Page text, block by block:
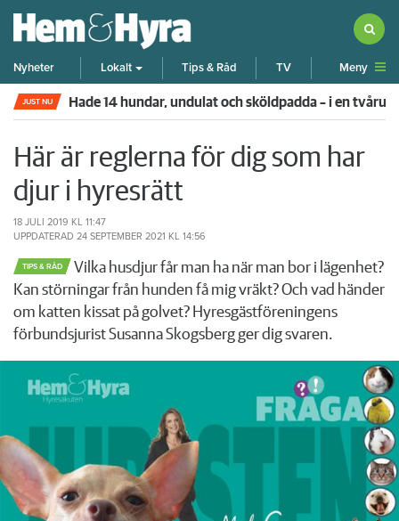
Nyheter Lokalt Tips & Råd TV Meny
JUST NU Hade 14 hundar, undulat och sköldpadda – i en
Här är reglerna för dig som har
djur i hyresrätt
18 JULI 2019 KL 11:47
UPPDATERAD 24 SEPTEMBER 2021 KL 14:56
TIPS & RÅD
Vilka husdjur får man ha när man bor i lägenhet?
Kan störningar från hunden få mig vräkt? Och vad händer
om katten kissat på golvet? Hyresgästföreningens
förbundsjurist Susanna Skogsberg ger dig svaren.